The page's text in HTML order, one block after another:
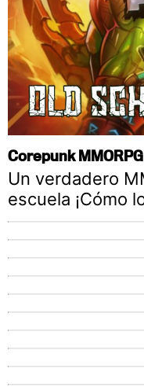
Corepunk MMORPG
Un verdadero
escuela ¡Cómo